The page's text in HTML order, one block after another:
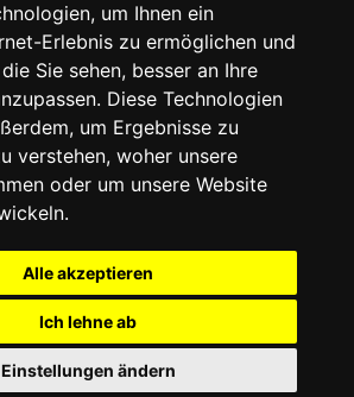
um Ihnen ein
Erlebnis zu ermöglichen und
Sie sehen, besser an Ihre
Diese Technologien
um Ergebnisse zu
verstehen, woher unsere
oder um unsere Website
Alle akzeptieren
Ich lehne ab
Einstellungen ändern